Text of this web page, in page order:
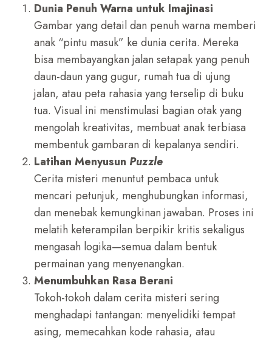
Dunia Penuh Warna untuk Imajinasi
Gambar yang detail dan penuh warna memberi
anak “pintu masuk” ke dunia cerita. Mereka
bisa membayangkan jalan setapak yang penuh
daun-daun yang gugur, rumah tua di ujung
jalan, atau peta rahasia yang terselip di buku
tua. Visual ini menstimulasi bagian otak yang
mengolah kreativitas, membuat anak terbiasa
membentuk gambaran di kepalanya sendiri.
Latihan Menyusun Puzzle
Cerita misteri menuntut pembaca untuk
mencari petunjuk, menghubungkan informasi,
dan menebak kemungkinan jawaban. Proses ini
melatih keterampilan berpikir kritis sekaligus
mengasah logika—semua dalam bentuk
permainan yang menyenangkan.
Menumbuhkan Rasa Berani
Tokoh-tokoh dalam cerita misteri sering
menghadapi tantangan: menyelidiki tempat
asing, memecahkan kode rahasia, atau